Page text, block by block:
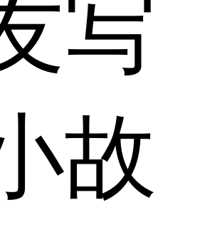
写
故